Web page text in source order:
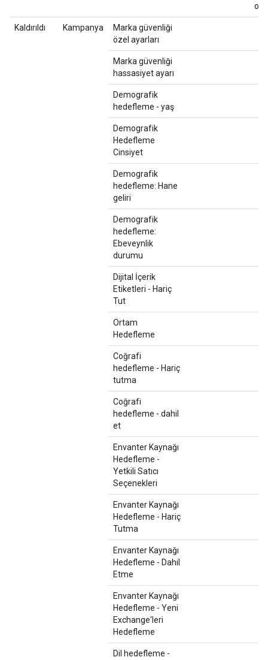
Kaldırıldı Kampanya
Marka güvenliği
özel ayarları
Marka güvenliği
hassasiyet ayarı
Demografik
hedefleme - yaş
Demografik
Hedefleme
Cinsiyet
Demografik
hedefleme: Hane
geliri
Demografik
hedefleme:
Ebeveynlik
durumu
Dijital İçerik
Etiketleri - Hariç
Tut
Ortam
Hedefleme
Coğrafi
hedefleme - Hariç
tutma
Coğrafi
hedefleme - dahil
et
Envanter Kaynağı
Hedefleme -
Yetkili Satıcı
Seçenekleri
Envanter Kaynağı
Hedefleme - Hariç
Tutma
Envanter Kaynağı
Hedefleme - Dahil
Etme
Envanter Kaynağı
Hedefleme - Yeni
Exchange'leri
Hedefleme
Dil hedefleme -